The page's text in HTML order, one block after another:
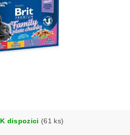
K dispozici (61 ks)